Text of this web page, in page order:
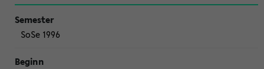
SoSe 1996